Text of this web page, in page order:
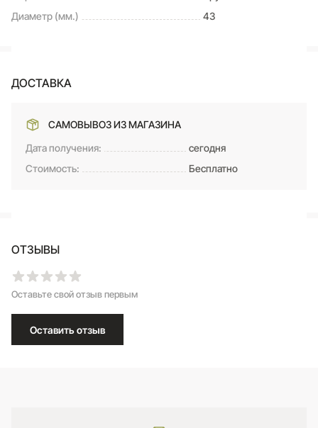
Диаметр (мм.)
43
ДОСТАВКА
САМОВЫВОЗ ИЗ МАГАЗИНА
Дата получения:
сегодня
Стоимость:
Бесплатно
ОТЗЫВЫ
Оставьте свой отзыв первым
Оставить отзыв